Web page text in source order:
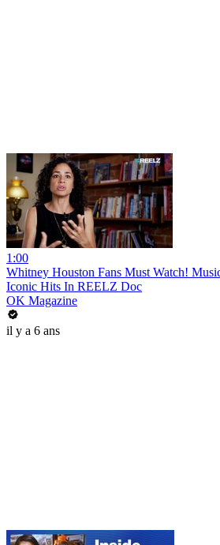
1:00
Whitney Houston Fans Must Watch!
Iconic Hits In REELZ Doc
OK Magazine
il y a 6 ans